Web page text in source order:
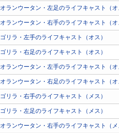
オランウータン・左足のライフキャスト（
オランウータン・右手のライフキャスト（
ゴリラ・左手のライフキャスト（オス）
ゴリラ・右足のライフキャスト（オス）
オランウータン・左手のライフキャスト（
オランウータン・右足のライフキャスト（
ゴリラ・右手のライフキャスト（メス）
ゴリラ・左足のライフキャスト（メス）
オランウータン・右手のライフキャスト（